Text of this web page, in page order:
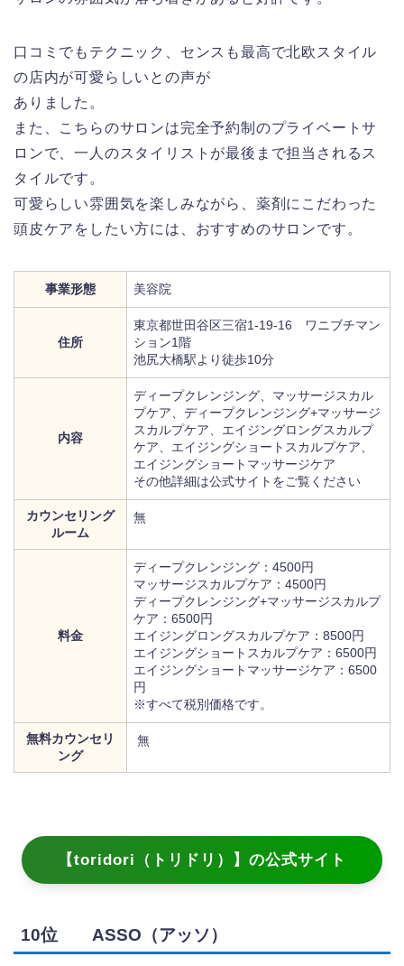
口コミでもテクニック、センスも最高で北欧スタイル
の店内が可愛らしいとの声が
ありました。
また、こちらのサロンは完全予約制のプライベートサ
ロンで、一人のスタイリストが最後まで担当されるス
タイルです。
可愛らしい雰囲気を楽しみながら、薬剤にこだわった
頭皮ケアをしたい方には、おすすめのサロンです。
事業形態 美容院
住所
東京都世田谷区三宿1-19-16 ワニブチマン
ション1階
池尻大橋駅より徒歩10分
内容
ディープクレンジング、マッサージスカル
プケア、ディープクレンジング+マッサージ
スカルプケア、エイジングロングスカルプ
ケア、エイジングショートスカルプケア、
エイジングショートマッサージケア
その他詳細は公式サイトをご覧ください
カウンセリング
ルーム
無
料金
ディープクレンジング：4500円
マッサージスカルプケア：4500円
ディープクレンジング+マッサージスカルプ
ケア：6500円
エイジングロングスカルプケア：8500円
エイジングショートスカルプケア：6500円
エイジングショートマッサージケア：6500
円
※すべて税別価格です。
無料カウンセリ
ング
無
【toridori（トリドリ）】の公式サイト
10位 ASSO（アッソ）